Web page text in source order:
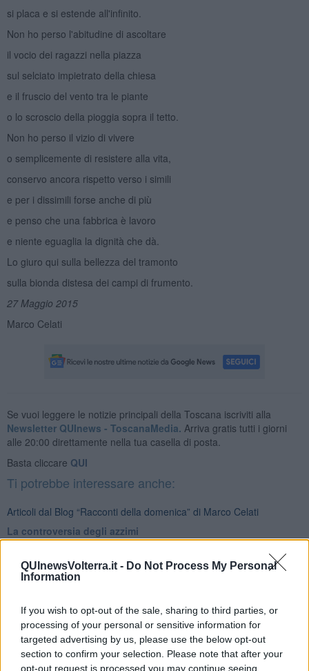
QUInewsVolterra.it - Do Not Process My Personal
Information
If you wish to opt-out of the sale, sharing to third parties, or
processing of your personal or sensitive information for
targeted advertising by us, please use the below opt-out
section to confirm your selection. Please note that after your
opt-out request is processed you may continue seeing
si placa e si estende all'infinito.
Non ho perso l'abitudine di ascoltare
il vocio dei ragazzi nella piazza
sul selciato impietrato della chiesa
e il fruscio del vento tra le piante
o lo scroscio della pioggia sopra il tetto.
Non ho perso il vizio di vivere
o semplicemente di resistere alla vita,
conservo ancora rispetto verso i simili
e per i dissimili forse anche di più
e penso che una fabbrica è lavoro
e niente eguaglia la dignità che dà.
Lo giuro qui sulla bellezza del tramonto
sulla bionda distesa dei campi di frumento.
27 Maggio 2015
Marco Celati
Se vuoi leggere le notizie principali della Toscana iscriviti alla
Newsletter QUInews - ToscanaMedia. Arriva gratis tutti i giorni
alle 20:00 direttamente nella tua casella di posta.
Basta cliccare QUI
Ti potrebbe interessare anche:
Articoli dal Blog “Racconti della domenica” di Marco Celati
La controversia degli azzimi
Finale
L'archivio
I nomi
De mente
La marcia
Confessioni del pappagallo
Ancora pensieri & disordine